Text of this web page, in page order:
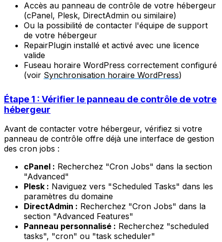
Accès au panneau de contrôle de votre hébergeur
(cPanel, Plesk, DirectAdmin ou similaire)
Ou la possibilité de contacter l'équipe de support
de votre hébergeur
RepairPlugin installé et activé avec une licence
valide
Fuseau horaire WordPress correctement configuré
(voir Synchronisation horaire WordPress)
Étape 1 : Vérifier le panneau de contrôle de votre
hébergeur
Avant de contacter votre hébergeur, vérifiez si votre
panneau de contrôle offre déjà une interface de gestion
des cron jobs :
cPanel : Recherchez "Cron Jobs" dans la section
"Advanced"
Plesk : Naviguez vers "Scheduled Tasks" dans les
paramètres du domaine
DirectAdmin : Recherchez "Cron Jobs" dans la
section "Advanced Features"
Panneau personnalisé : Recherchez "scheduled
tasks", "cron" ou "task scheduler"